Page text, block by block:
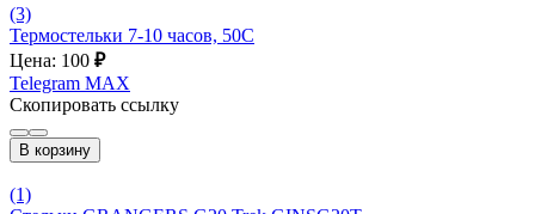
(3)
Термостельки 7-10 часов, 50С
Цена: 100 ₽
Telegram MAX
Скопировать ссылку
В корзину
(1)